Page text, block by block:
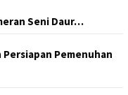
Seni Daur…
Pemenuhan